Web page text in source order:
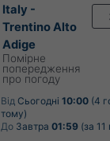
Italy -
Trentino Alto
Adige
Помірне
попередження
про погоду
Від Сьогодні 10:00 (4
тому)
До Завтра 01:59 (за 11